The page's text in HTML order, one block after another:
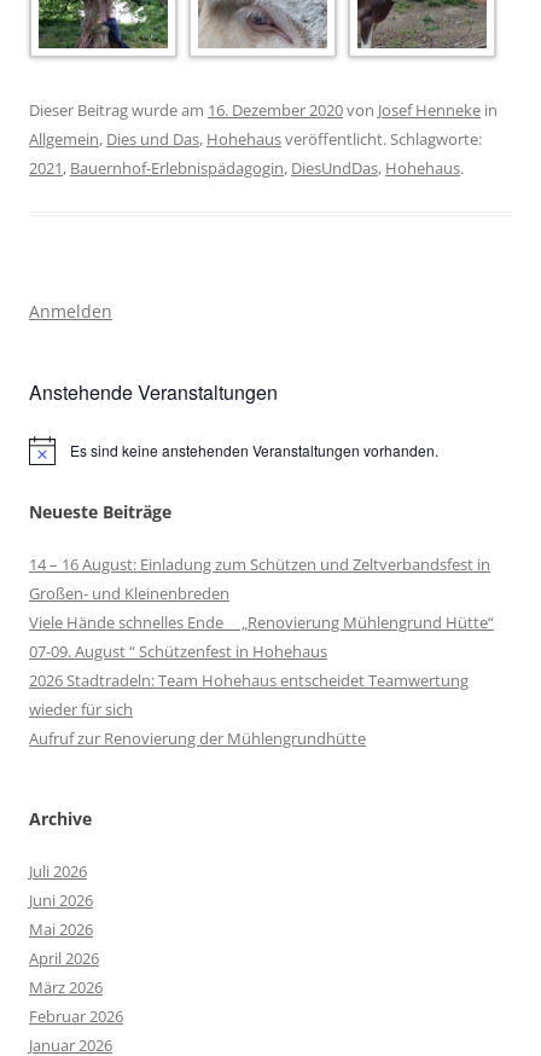
Dieser Beitrag wurde am 16. Dezember 2020von Josef Henneke in
Allgemein, Dies und Das, Hohehausveröffentlicht. Schlagworte:
2021, Bauernhof-Erlebnispädagogin, DiesUndDas, Hohehaus.
Anmelden
Anstehende Veranstaltungen
HinweisEs sind keine anstehenden Veranstaltungen vorhanden.
Neueste Beiträge
14 – 16 August: Einladung zum Schützen und Zeltverbandsfest in
Großen- und Kleinenbreden
Viele Hände schnelles Ende „Renovierung Mühlengrund Hütte“
07-09. August “ Schützenfest in Hohehaus
2026 Stadtradeln: Team Hohehaus entscheidet Teamwertung
wieder für sich
Aufruf zur Renovierung der Mühlengrundhütte
Archive
Juli 2026
Juni 2026
Mai 2026
April 2026
März 2026
Februar 2026
Januar 2026